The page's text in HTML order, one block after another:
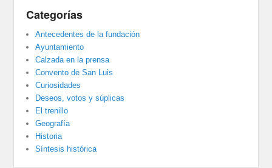
Categorías
Antecedentes de la fundación
Ayuntamiento
Calzada en la prensa
Convento de San Luis
Curiosidades
Deseos, votos y súplicas
El trenillo
Geografía
Historia
Síntesis histórica